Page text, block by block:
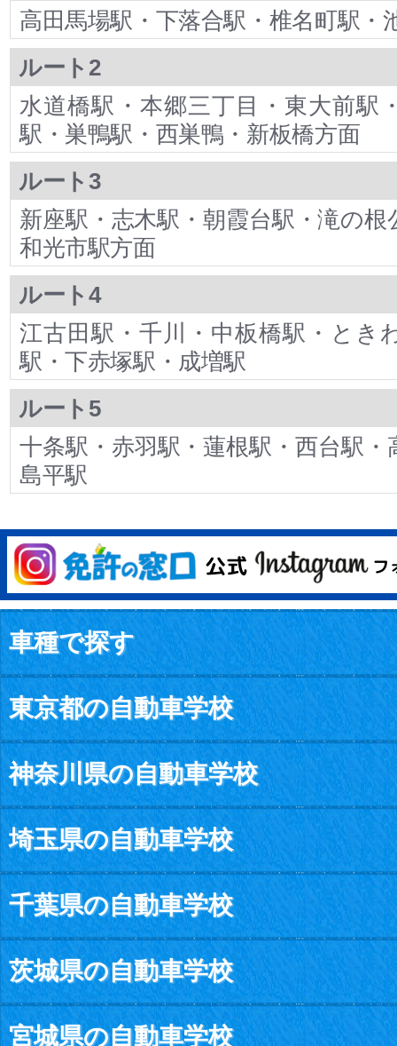
高田馬場駅・下落合駅・椎名町駅・
ルート2
水道橋駅・本郷三丁目・東大前駅
駅・巣鴨駅・西巣鴨・新板橋方面
ルート3
新座駅・志木駅・朝霞台駅・滝の根
和光市駅方面
ルート4
江古田駅・千川・中板橋駅・とき
駅・下赤塚駅・成増駅
ルート5
十条駅・赤羽駅・蓮根駅・西台駅・
島平駅
車種で探す
東京都の自動車学校
神奈川県の自動車学校
埼玉県の自動車学校
千葉県の自動車学校
茨城県の自動車学校
宮城県の自動車学校